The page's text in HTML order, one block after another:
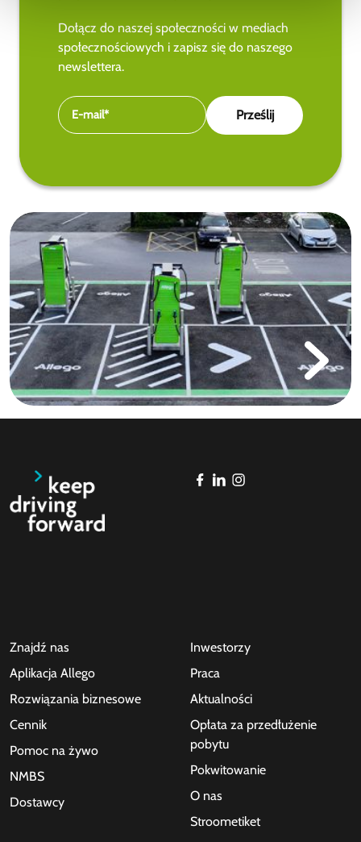
Dołącz do naszej społeczności w mediach
społecznościowych i zapisz się do naszego
newslettera.
Znajdź nas
Aplikacja Allego
Rozwiązania biznesowe
Cennik
Pomoc na żywo
NMBS
Dostawcy
Inwestorzy
Praca
Aktualności
Opłata za przedłużenie
pobytu
Pokwitowanie
O nas
Stroometiket